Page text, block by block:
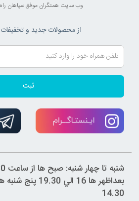
وب سایت همتگران موفق سپاهان
از محصولات جدید و تخفیفات
ثبت
14.30